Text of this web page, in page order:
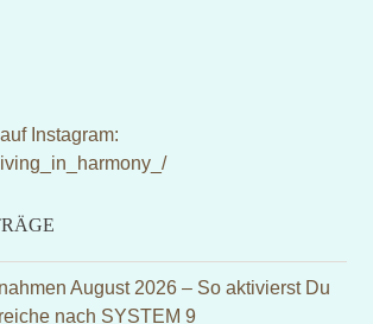
Instagram:
August 2026 – So aktivierst Du
nach SYSTEM 9